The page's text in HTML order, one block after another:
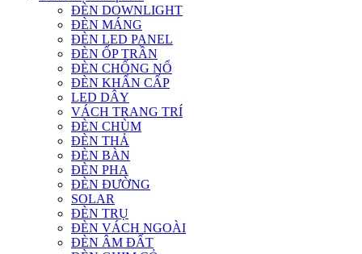
ĐÈN DOWNLIGHT
ĐÈN MÁNG
ĐÈN LED PANEL
ĐÈN ỐP TRẦN
ĐÈN CHỐNG NỔ
ĐÈN KHẨN CẤP
LED DÂY
VÁCH TRANG TRÍ
ĐÈN CHÙM
ĐÈN THẢ
ĐÈN BÀN
ĐÈN PHA
ĐÈN ĐƯỜNG
SOLAR
ĐÈN TRỤ
ĐÈN VÁCH NGOÀI
ĐÈN ÂM ĐẤT